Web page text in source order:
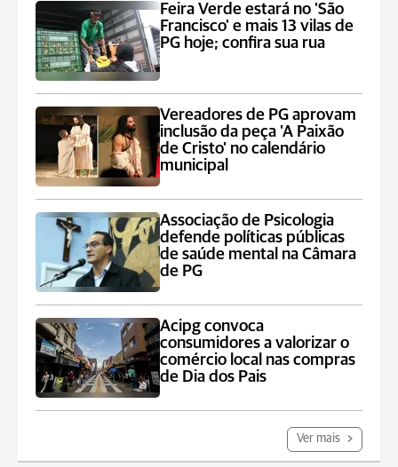
Feira Verde estará no 'São
Francisco' e mais 13 vilas de
PG hoje; confira sua rua
Vereadores de PG aprovam
inclusão da peça 'A Paixão
de Cristo' no calendário
municipal
Associação de Psicologia
defende políticas públicas
de saúde mental na Câmara
de PG
Acipg convoca
consumidores a valorizar o
comércio local nas compras
de Dia dos Pais
Ver mais